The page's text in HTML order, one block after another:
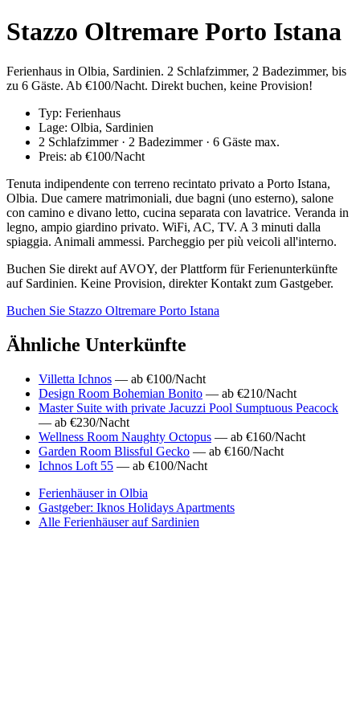
Stazzo Oltremare Porto Istana
Ferienhaus in Olbia, Sardinien. 2 Schlafzimmer, 2 Badezimmer, bis
zu 6 Gäste. Ab €100/Nacht. Direkt buchen, keine Provision!
Typ: Ferienhaus
Lage: Olbia, Sardinien
2 Schlafzimmer · 2 Badezimmer · 6 Gäste max.
Preis: ab €100/Nacht
Tenuta indipendente con terreno recintato privato a Porto Istana,
Olbia. Due camere matrimoniali, due bagni (uno esterno), salone
con camino e divano letto, cucina separata con lavatrice. Veranda in
legno, ampio giardino privato. WiFi, AC, TV. A 3 minuti dalla
spiaggia. Animali ammessi. Parcheggio per più veicoli all'interno.
Buchen Sie direkt auf AVOY, der Plattform für Ferienunterkünfte
auf Sardinien. Keine Provision, direkter Kontakt zum Gastgeber.
Buchen Sie Stazzo Oltremare Porto Istana
Ähnliche Unterkünfte
Villetta Ichnos — ab €100/Nacht
Design Room Bohemian Bonito — ab €210/Nacht
Master Suite with private Jacuzzi Pool Sumptuous Peacock
— ab €230/Nacht
Wellness Room Naughty Octopus — ab €160/Nacht
Garden Room Blissful Gecko — ab €160/Nacht
Ichnos Loft 55 — ab €100/Nacht
Ferienhäuser in Olbia
Gastgeber: Iknos Holidays Apartments
Alle Ferienhäuser auf Sardinien